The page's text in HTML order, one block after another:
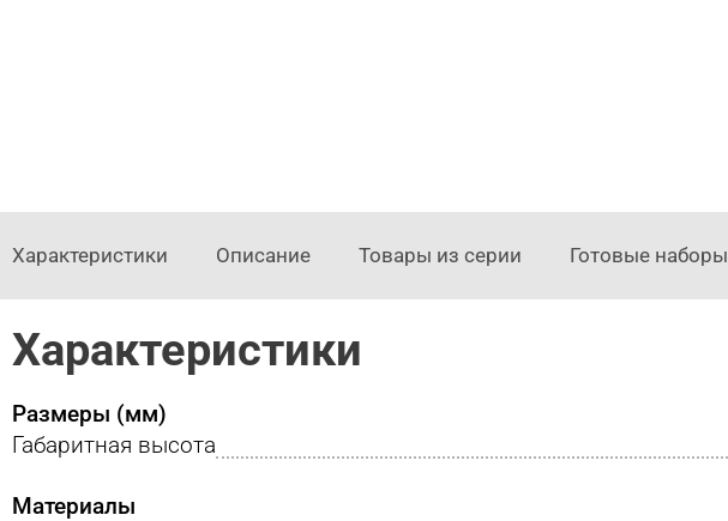
Характеристики Описание Товары из серии Готовые наборы
Характеристики
Размеры (мм)
Габаритная высота
Материалы